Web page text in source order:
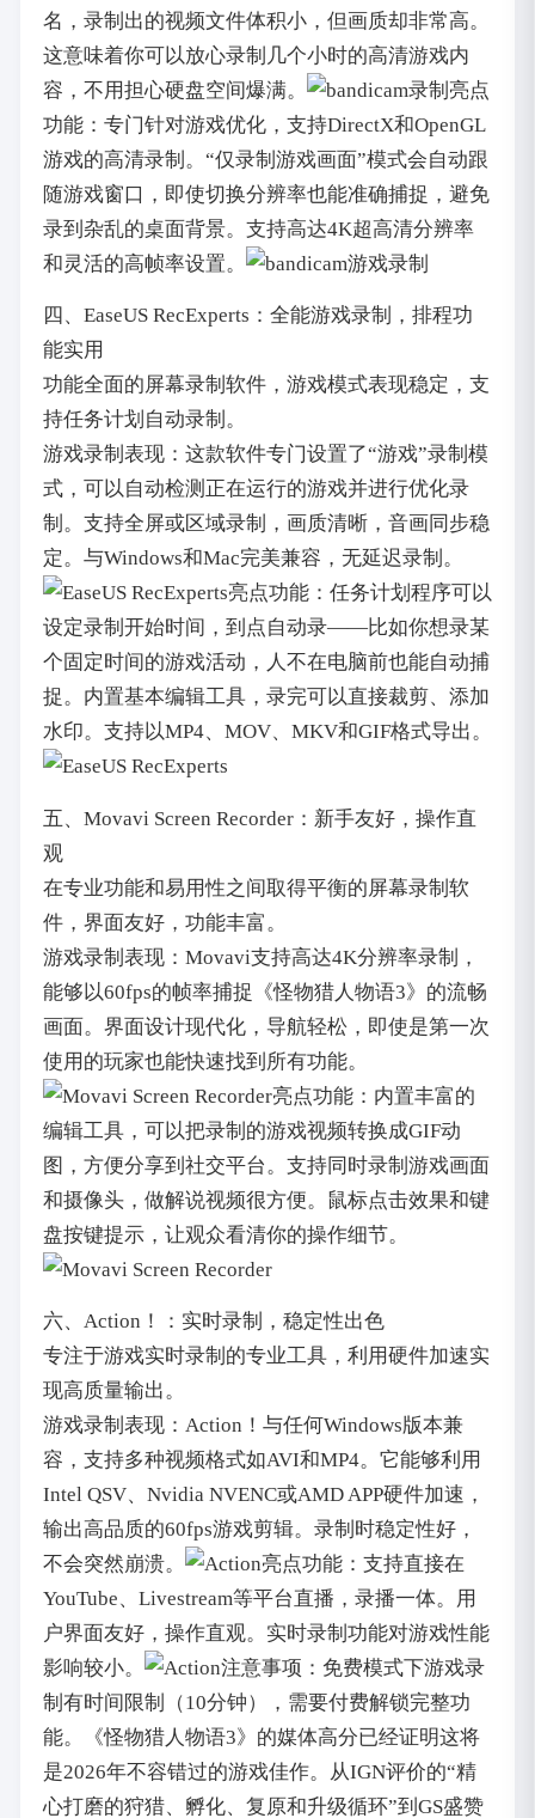
名，录制出的视频文件体积小，但画质却非常高。
这意味着你可以放心录制几个小时的高清游戏内
容，不用担心硬盘空间爆满。
亮点
功能：专门针对游戏优化，支持DirectX和OpenGL
游戏的高清录制。“仅录制游戏画面”模式会自动跟
随游戏窗口，即使切换分辨率也能准确捕捉，避免
录到杂乱的桌面背景。支持高达4K超高清分辨率
和灵活的高帧率设置。
四、EaseUS RecExperts：全能游戏录制，排程功
能实用
功能全面的屏幕录制软件，游戏模式表现稳定，支
持任务计划自动录制。
游戏录制表现：这款软件专门设置了“游戏”录制模
式，可以自动检测正在运行的游戏并进行优化录
制。支持全屏或区域录制，画质清晰，音画同步稳
定。与Windows和Mac完美兼容，无延迟录制。
亮点功能：任务计划程序可以
设定录制开始时间，到点自动录——比如你想录某
个固定时间的游戏活动，人不在电脑前也能自动捕
捉。内置基本编辑工具，录完可以直接裁剪、添加
水印。支持以MP4、MOV、MKV和GIF格式导出。
五、Movavi Screen Recorder：新手友好，操作直
观
在专业功能和易用性之间取得平衡的屏幕录制软
件，界面友好，功能丰富。
游戏录制表现：Movavi支持高达4K分辨率录制，
能够以60fps的帧率捕捉《怪物猎人物语3》的流畅
画面。界面设计现代化，导航轻松，即使是第一次
使用的玩家也能快速找到所有功能。
亮点功能：内置丰富的
编辑工具，可以把录制的游戏视频转换成GIF动
图，方便分享到社交平台。支持同时录制游戏画面
和摄像头，做解说视频很方便。鼠标点击效果和键
盘按键提示，让观众看清你的操作细节。
六、Action！：实时录制，稳定性出色
专注于游戏实时录制的专业工具，利用硬件加速实
现高质量输出。
游戏录制表现：Action！与任何Windows版本兼
容，支持多种视频格式如AVI和MP4。它能够利用
Intel QSV、Nvidia NVENC或AMD APP硬件加速，
输出高品质的60fps游戏剪辑。录制时稳定性好，
不会突然崩溃。
亮点功能：支持直接在
YouTube、Livestream等平台直播，录播一体。用
户界面友好，操作直观。实时录制功能对游戏性能
影响较小。
注意事项：免费模式下游戏录
制有时间限制（10分钟），需要付费解锁完整功
能。《怪物猎人物语3》的媒体高分已经证明这将
是2026年不容错过的游戏佳作。从IGN评价的“精
心打磨的狩猎、孵化、复原和升级循环”到GS盛赞